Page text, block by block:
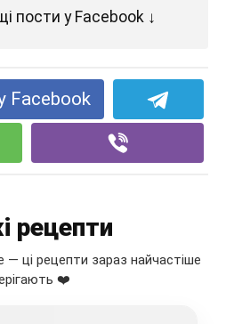
пости у Facebook ↓
Facebook
рецепти
ці рецепти зараз найчастіше
❤️